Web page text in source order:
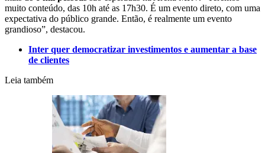
muito conteúdo, das 10h até as 17h30. É um evento direto, com uma
expectativa do público grande. Então, é realmente um evento
grandioso”, destacou.
Inter quer democratizar investimentos e aumentar a base
de clientes
Leia também